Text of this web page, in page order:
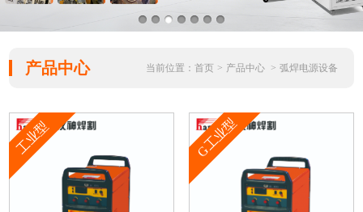
产品中心 当前位置： 首页 > 产品中心 > 弧焊电源设备
工业型 G工业型